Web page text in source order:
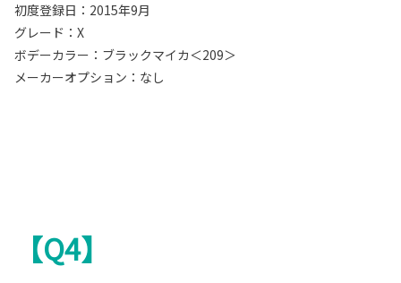
初度登録日：2015年9月
グレード：X
ボデーカラー：ブラックマイカ＜209＞
メーカーオプション：なし
【Q4】